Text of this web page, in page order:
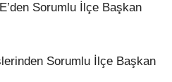
Sorumlu İlçe Başkan
Sorumlu İlçe Başkan